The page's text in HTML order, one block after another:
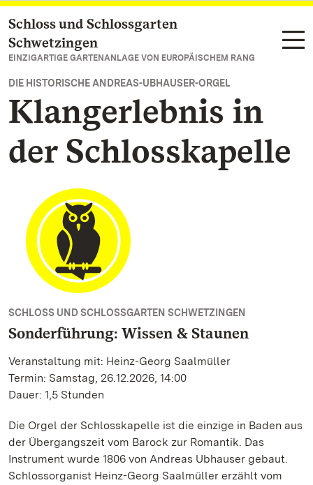
Zum Hauptinhalt springen
Schloss und Schlossgarten
Schwetzingen
EINZIGARTIGE GARTENANLAGE VON EUROPÄISCHEM RANG
DIE HISTORISCHE ANDREAS-UBHAUSER-ORGEL
Klangerlebnis in
der Schlosskapelle
SCHLOSS UND SCHLOSSGARTEN SCHWETZINGEN
Sonderführung: Wissen & Staunen
Veranstaltung mit: Heinz-Georg Saalmüller
Termin: Samstag, 26.12.2026, 14:00
Dauer: 1,5 Stunden
Die Orgel der Schlosskapelle ist die einzige in Baden aus
der Übergangszeit vom Barock zur Romantik. Das
Instrument wurde 1806 von Andreas Ubhauser gebaut.
Schlossorganist Heinz-Georg Saalmüller erzählt vom